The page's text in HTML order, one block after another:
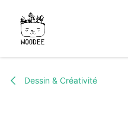
Dessin & Créativité